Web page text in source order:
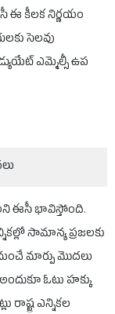
ఈ కీలక నిర్ణయం
సెలవు
ఎమ్మెల్సీ ఉప
ఈసీ భావిస్తోంది.
సామాన్య ప్రజలకు
మార్పు మొదలు
ఓటు హక్కు
ఎన్నికల